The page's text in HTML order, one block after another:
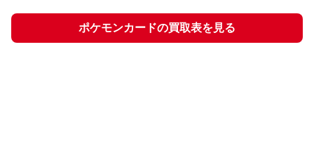
ポケモンカードの買取表を見る